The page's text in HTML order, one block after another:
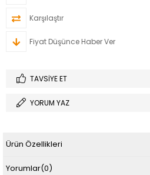
Karşılaştır
Fiyat Düşünce Haber Ver
TAVSIYE ET
YORUM YAZ
Ürün Özellikleri
Yorumlar(0)